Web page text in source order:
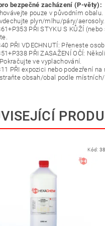
bezpečné zacházení (P-věty):
pouze v původním obalu.
plyn/mlhu/páry/aerosoly.
PŘI STYKU S KŮŽÍ
PŘI VDECHNUTÍ: Přeneste
PŘI ZASAŽENÍ OČÍ:
ve vyplachování.
PŘI expozici nebo podezření na
obsah/obal podle
Kód: 38